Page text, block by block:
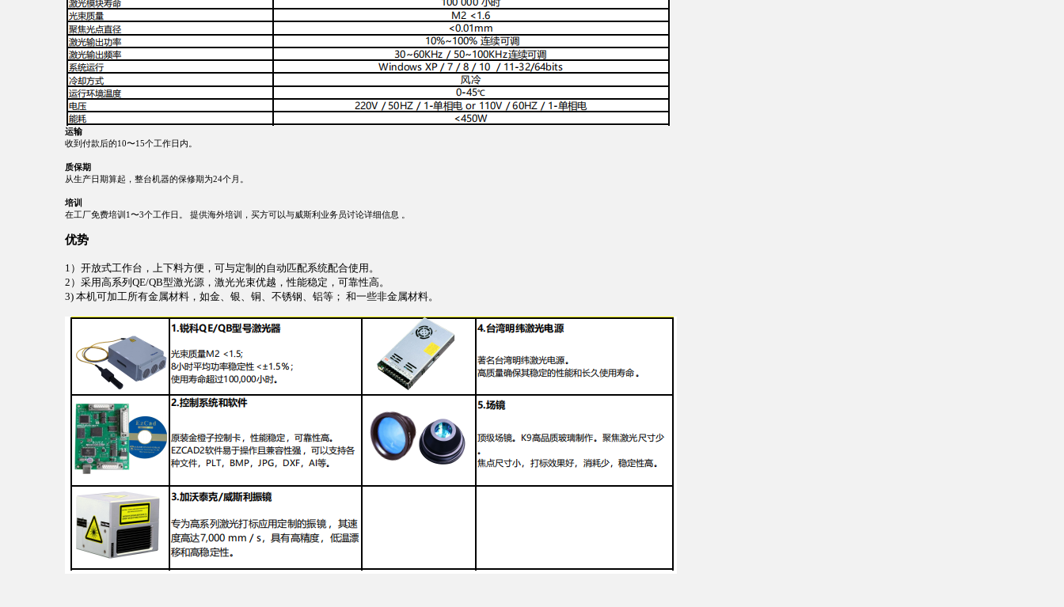
运输
收到付款后的10〜15个工作日内。
质保期
从生产日期算起，整台机器的保修期为24个月。
培训
在工厂免费培训1〜3个工作日。 提供海外培训，买方可以与威斯利业务员讨论详细信息 。
优势
1）开放式工作台，上下料方便，可与定制的自动匹配系统配合使用。
2）采用高系列QE/QB型激光源，激光光束优越，性能稳定，可靠性高。
3) 本机可加工所有金属材料，如金、银、铜、不锈钢、铝等； 和一些非金属材料。